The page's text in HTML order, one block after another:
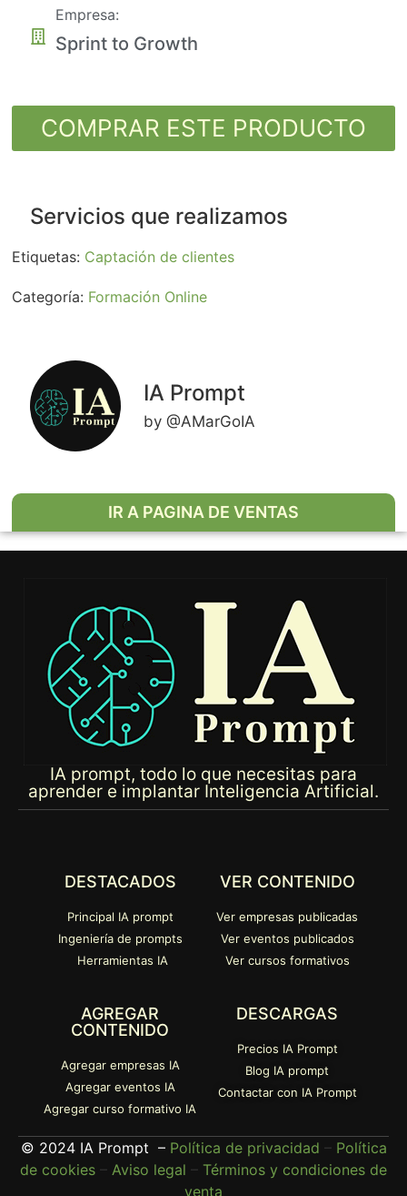
Empresa:
Sprint to Growth
COMPRAR ESTE PRODUCTO
Servicios que realizamos
Etiquetas: Captación de clientes
Categoría: Formación Online
IA Prompt
by @AMarGoIA
IR A PAGINA DE VENTAS
IA prompt, todo lo que necesitas para
aprender e implantar Inteligencia Artificial.
DESTACADOS
Principal IA prompt
Ingeniería de prompts
Herramientas IA
VER CONTENIDO
Ver empresas publicadas
Ver eventos publicados
Ver cursos formativos
AGREGAR
CONTENIDO
Agregar empresas IA
Agregar eventos IA
Agregar curso formativo IA
DESCARGAS
Precios IA Prompt
Blog IA prompt
Contactar con IA Prompt
© 2024 IA Prompt – Política de privacidad – Política
de cookies – Aviso legal – Términos y condiciones de
venta